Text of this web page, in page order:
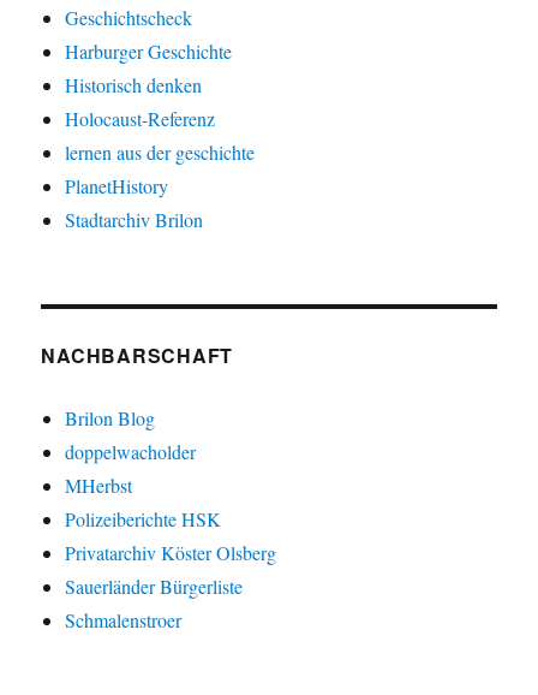
Geschichtscheck
Harburger Geschichte
Historisch denken
Holocaust-Referenz
lernen aus der geschichte
PlanetHistory
Stadtarchiv Brilon
NACHBARSCHAFT
Brilon Blog
doppelwacholder
MHerbst
Polizeiberichte HSK
Privatarchiv Köster Olsberg
Sauerländer Bürgerliste
Schmalenstroer